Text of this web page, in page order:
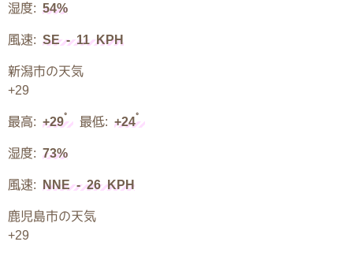
湿度: 54%
風速: SE - 11 KPH
新潟市の天気
+29
最高: +29° 最低: +24°
湿度: 73%
風速: NNE - 26 KPH
鹿児島市の天気
+29